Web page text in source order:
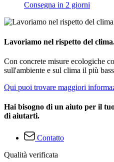
Consegna in 2 giorni
Lavoriamo nel rispetto del
Con concrete misure ecologiche
sull'ambiente e sul clima il più
Qui puoi trovare maggiori
Hai bisogno di un aiuto per il
di aiutarti.
Contatto
Qualità verificata